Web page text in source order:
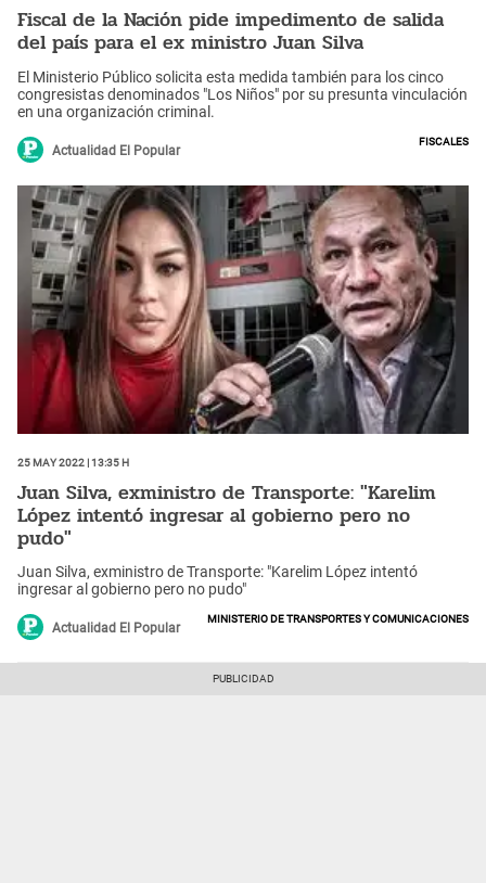
Fiscal de la Nación pide impedimento de salida
del país para el ex ministro Juan Silva
El Ministerio Público solicita esta medida también para los cinco
congresistas denominados "Los Niños" por su presunta vinculación
en una organización criminal.
Actualidad El Popular
Fiscales
25 May 2022 | 13:35 h
Juan Silva, exministro de Transporte: "Karelim
López intentó ingresar al gobierno pero no
pudo"
Juan Silva, exministro de Transporte: "Karelim López intentó
ingresar al gobierno pero no pudo"
Actualidad El Popular
Ministerio de Transportes y Comunicaciones